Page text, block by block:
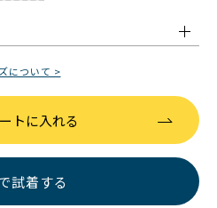
について >
トに入れる
試着する